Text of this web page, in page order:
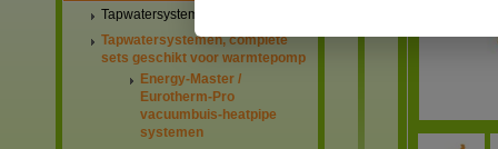
Tapwatersystemen, complete sets
Tapwatersystemen, complete
sets geschikt voor warmtepomp
Energy-Master /
Eurotherm-Pro
vacuumbuis-heatpipe
systemen